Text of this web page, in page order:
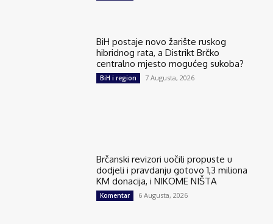
BiH postaje novo žarište ruskog
hibridnog rata, a Distrikt Brčko
centralno mjesto mogućeg sukoba?
BiH i region 7 Augusta, 2026
Brčanski revizori uočili propuste u
dodjeli i pravdanju gotovo 1,3 miliona
KM donacija, i NIKOME NIŠTA
Komentar 6 Augusta, 2026